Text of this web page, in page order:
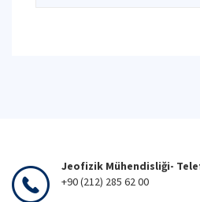
Jeofizik Mühendisliği-
+90 (212) 285 62 00